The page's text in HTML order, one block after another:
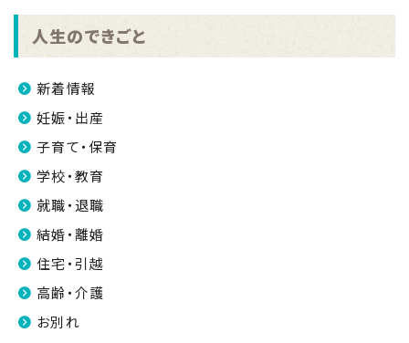
人生のできごと
新着情報
妊娠・出産
子育て・保育
学校・教育
就職・退職
結婚・離婚
住宅・引越
高齢・介護
お別れ